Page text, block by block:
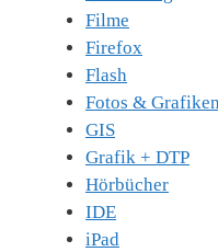
Filme
Firefox
Flash
Fotos & Grafiken
GIS
Grafik + DTP
Hörbücher
IDE
iPad